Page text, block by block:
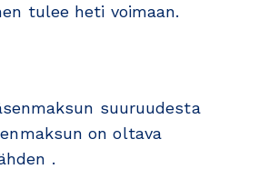
tulee heti voimaan.
suuruudesta
on oltava
.